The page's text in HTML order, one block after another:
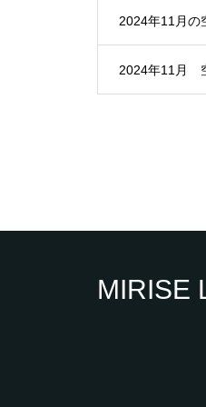
2024年11月の
2024年11月
MIRISE